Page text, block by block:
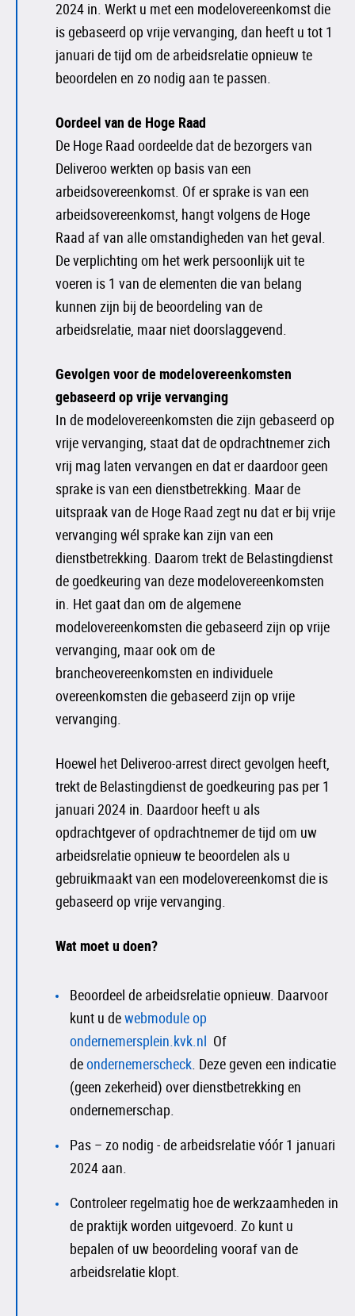
2024 in. Werkt u met een modelovereenkomst die
is gebaseerd op vrije vervanging, dan heeft u tot 1
januari de tijd om de arbeidsrelatie opnieuw te
beoordelen en zo nodig aan te passen.
Oordeel van de Hoge Raad
De Hoge Raad oordeelde dat de bezorgers van
Deliveroo werkten op basis van een
arbeidsovereenkomst. Of er sprake is van een
arbeidsovereenkomst, hangt volgens de Hoge
Raad af van alle omstandigheden van het geval.
De verplichting om het werk persoonlijk uit te
voeren is 1 van de elementen die van belang
kunnen zijn bij de beoordeling van de
arbeidsrelatie, maar niet doorslaggevend.
Gevolgen voor de modelovereenkomsten
gebaseerd op vrije vervanging
In de modelovereenkomsten die zijn gebaseerd op
vrije vervanging, staat dat de opdrachtnemer zich
vrij mag laten vervangen en dat er daardoor geen
sprake is van een dienstbetrekking. Maar de
uitspraak van de Hoge Raad zegt nu dat er bij vrije
vervanging wél sprake kan zijn van een
dienstbetrekking. Daarom trekt de Belastingdienst
de goedkeuring van deze modelovereenkomsten
in. Het gaat dan om de algemene
modelovereenkomsten die gebaseerd zijn op vrije
vervanging, maar ook om de
brancheovereenkomsten en individuele
overeenkomsten die gebaseerd zijn op vrije
vervanging.
Hoewel het Deliveroo-arrest direct gevolgen heeft,
trekt de Belastingdienst de goedkeuring pas per 1
januari 2024 in. Daardoor heeft u als
opdrachtgever of opdrachtnemer de tijd om uw
arbeidsrelatie opnieuw te beoordelen als u
gebruikmaakt van een modelovereenkomst die is
gebaseerd op vrije vervanging.
Wat moet u doen?
Beoordeel de arbeidsrelatie opnieuw. Daarvoor
kunt u dewebmodule op
ondernemersplein.kvk.nl Of
deondernemerscheck. Deze geven een indicatie
(geen zekerheid) over dienstbetrekking en
ondernemerschap.
Pas – zo nodig - de arbeidsrelatie vóór 1 januari
2024 aan.
Controleer regelmatig hoe de werkzaamheden in
de praktijk worden uitgevoerd. Zo kunt u
bepalen of uw beoordeling vooraf van de
arbeidsrelatie klopt.